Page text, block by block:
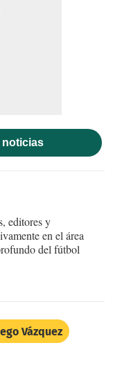
noticias
editores y
en el área
del fútbol
Vázquez